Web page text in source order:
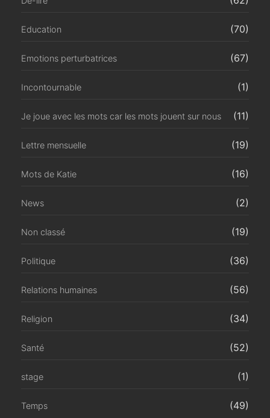
Education (70)
Emotions perturbatrices (67)
Incontournable (1)
Je joue avec les mots car les mots jouent sur nous (11)
Lettre mensuelle (19)
Mots de Katie (16)
News (2)
Non classé (19)
Politique (36)
Relations humaines (56)
Religion (34)
Santé (52)
stage (1)
Temps (49)